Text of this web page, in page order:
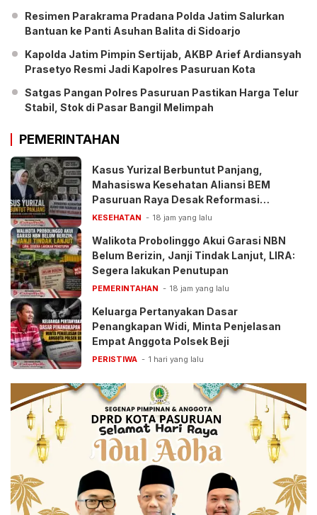
Resimen Parakrama Pradana Polda Jatim Salurkan
Bantuan ke Panti Asuhan Balita di Sidoarjo
Kapolda Jatim Pimpin Sertijab, AKBP Arief Ardiansyah
Prasetyo Resmi Jadi Kapolres Pasuruan Kota
Satgas Pangan Polres Pasuruan Pastikan Harga Telur
Stabil, Stok di Pasar Bangil Melimpah
PEMERINTAHAN
Kasus Yurizal Berbuntut Panjang,
Mahasiswa Kesehatan Aliansi BEM
Pasuruan Raya Desak Reformasi
Pelayanan BPJS
KESEHATAN 18 jam yang lalu
Walikota Probolinggo Akui Garasi NBN
Belum Berizin, Janji Tindak Lanjut, LIRA:
Segera lakukan Penutupan
PEMERINTAHAN 18 jam yang lalu
Keluarga Pertanyakan Dasar
Penangkapan Widi, Minta Penjelasan
Empat Anggota Polsek Beji
PERISTIWA 1 hari yang lalu